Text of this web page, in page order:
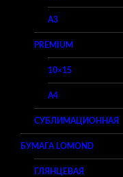
A3
PREMIUM
10×15
A4
СУБЛИМАЦИОННАЯ
БУМАГА LOMOND
ГЛЯНЦЕВАЯ